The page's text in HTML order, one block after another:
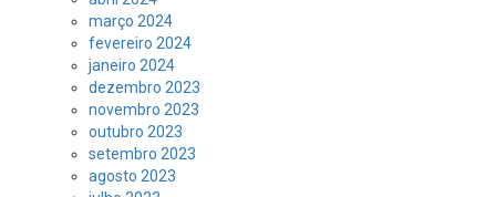
março 2024
fevereiro 2024
janeiro 2024
dezembro 2023
novembro 2023
outubro 2023
setembro 2023
agosto 2023